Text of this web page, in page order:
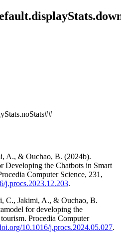
A., & Ouchao, B. (2024b).
Developing the Chatbots in Smart
Computer Science, 231,
j.procs.2023.12.203.
C., Jakimi, A., & Ouchao, B.
for developing the
Procedia Computer
10.1016/j.procs.2024.05.027.